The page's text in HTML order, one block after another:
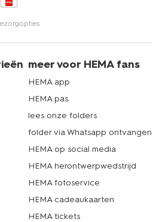
meer voor HEMA fans
HEMA app
HEMA pas
lees onze folders
folder via Whatsapp ontvangen
HEMA op social media
HEMA herontwerpwedstrijd
HEMA fotoservice
HEMA cadeaukaarten
HEMA tickets